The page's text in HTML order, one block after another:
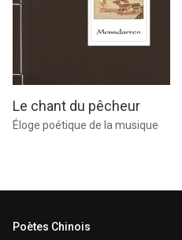
Le chant du pêcheur
Éloge poétique de la musique
Poètes Chinois